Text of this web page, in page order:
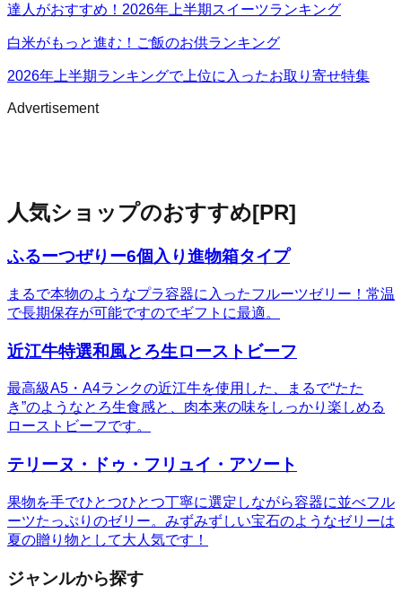
達人がおすすめ！2026年上半期スイーツランキング
白米がもっと進む！ご飯のお供ランキング
2026年上半期ランキングで上位に入ったお取り寄せ特集
Advertisement
人気ショップのおすすめ[PR]
ふるーつぜりー6個入り進物箱タイプ
まるで本物のようなプラ容器に入ったフルーツゼリー！常温
で長期保存が可能ですのでギフトに最適。
近江牛特選和風とろ生ローストビーフ
最高級A5・A4ランクの近江牛を使用した、まるで“たた
き”のようなとろ生食感と、肉本来の味をしっかり楽しめる
ローストビーフです。
テリーヌ・ドゥ・フリュイ・アソート
果物を手でひとつひとつ丁寧に選定しながら容器に並べフル
ーツたっぷりのゼリー。みずみずしい宝石のようなゼリーは
夏の贈り物として大人気です！
ジャンルから探す